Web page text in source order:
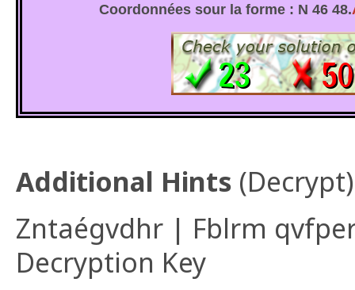
Coordonnées sour la forme : N 46 48.
Additional Hints (Decrypt)
Zntaégvdhr | Fblrm
Decryption Key